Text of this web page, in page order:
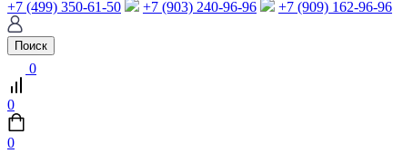
+7 (499) 350-61-50 +7 (903) 240-96-96 +7 (909) 162-96-96
Поиск
0
0
0